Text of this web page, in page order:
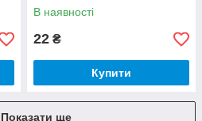
В наявності
22 ₴
Купити
Показати ще